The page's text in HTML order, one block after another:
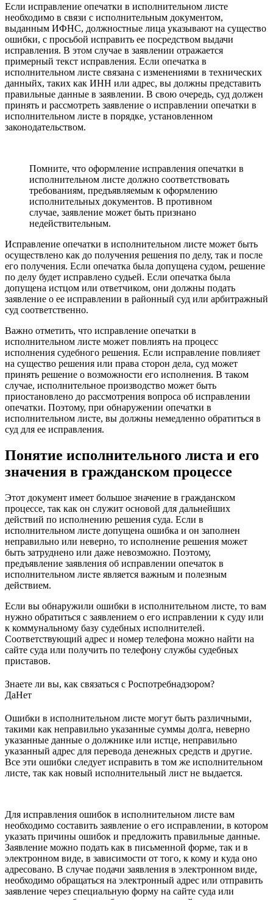
Если исправление опечатки в исполнительном листе
необходимо в связи с исполнительным документом,
выданным ИФНС, должностные лица указывают на существо
ошибки, с просьбой исправить ее посредством выдачи
исправления. В этом случае в заявлении отражается
примерный текст исправления. Если опечатка в
исполнительном листе связана с изменениями в технических
данныйх, таких как ИНН или адрес, вы должны представить
правильные данные в заявлении. В свою очередь, суд должен
принять и рассмотреть заявление о исправлении опечатки в
исполнительном листе в порядке, установленном
законодательством.
Помните, что оформление исправления опечатки в
исполнительном листе должно соответствовать
требованиям, предъявляемым к оформлению
исполнительных документов. В противном
случае, заявление может быть признано
недействительным.
Исправление опечатки в исполнительном листе может быть
осуществлено как до получения решения по делу, так и после
его получения. Если опечатка была допущена судом, решение
по делу будет исправлено судьей. Если опечатка была
допущена истцом или ответчиком, они должны подать
заявление о ее исправлении в районный суд или арбитражный
суд соответственно.
Важно отметить, что исправление опечатки в
исполнительном листе может повлиять на процесс
исполнения судебного решения. Если исправление повлияет
на существо решения или права сторон дела, суд может
принять решение о возможности его исполнения. В таком
случае, исполнительное производство может быть
приостановлено до рассмотрения вопроса об исправлении
опечатки. Поэтому, при обнаружении опечатки в
исполнительном листе, вы должны немедленно обратиться в
суд для ее исправления.
Понятие исполнительного листа и его
значения в гражданском процессе
Этот документ имеет большое значение в гражданском
процессе, так как он служит основой для дальнейших
действий по исполнению решения суда. Если в
исполнительном листе допущена ошибка и он заполнен
неправильно или неверно, то исполнение решения может
быть затруднено или даже невозможно. Поэтому,
предъявление заявления об исправлении опечаток в
исполнительном листе является важным и полезным
действием.
Если вы обнаружили ошибки в исполнительном листе, то вам
нужно обратиться с заявлением о его исправлении к суду или
к коммунальному базу судебных исполнителей.
Соответствующий адрес и номер телефона можно найти на
сайте суда или получить по телефону службы судебных
приставов.
Знаете ли вы, как связаться с Роспотребнадзором?
ДаНет
Ошибки в исполнительном листе могут быть различными,
такими как неправильно указанные суммы долга, неверно
указанные данные о должнике или истце, неправильно
указанный адрес для перевода денежных средств и другие.
Все эти ошибки следует исправить в том же исполнительном
листе, так как новый исполнительный лист не выдается.
Для исправления ошибок в исполнительном листе вам
необходимо составить заявление о его исправлении, в котором
указать причины ошибок и предложить правильные данные.
Заявление можно подать как в письменной форме, так и в
электронном виде, в зависимости от того, к кому и куда оно
адресовано. В случае подачи заявления в электронном виде,
необходимо обращаться на электронный адрес или отправить
заявление через специальную форму на сайте суда или